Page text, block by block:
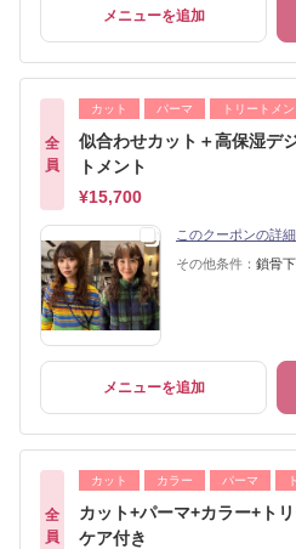
メニューを追加
全
員
カット パーマ トリートメン
似合わせカット＋高保湿デ
トメント
¥15,700
このクーポンの詳細
その他条件： 鎖骨
メニューを追加
全
員
カット カラー パーマ
カット+パーマ+カラー+ト
ケア付き